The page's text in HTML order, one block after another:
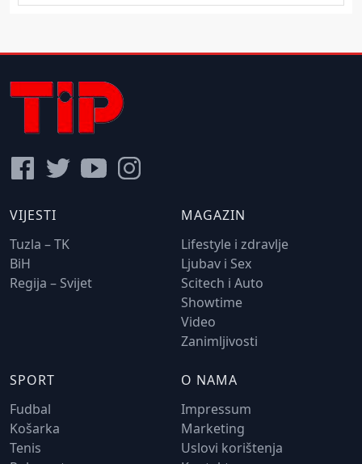
VIJESTI
Tuzla – TK
BiH
Regija – Svijet
MAGAZIN
Lifestyle i zdravlje
Ljubav i Sex
Scitech i Auto
Showtime
Video
Zanimljivosti
SPORT
Fudbal
Košarka
Tenis
O NAMA
Impressum
Marketing
Uslovi korištenja